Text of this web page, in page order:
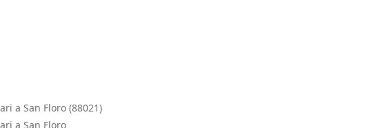
a San Floro (88021)
a San Floro